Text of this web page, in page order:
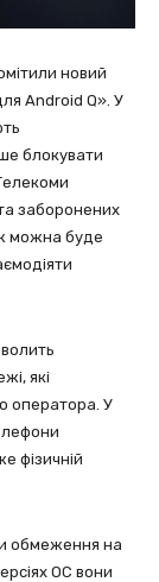
новий
Android Q». У
блокувати
заборонених
можна буде
які
оператора. У
фізичній
обмеження на
ОС вони